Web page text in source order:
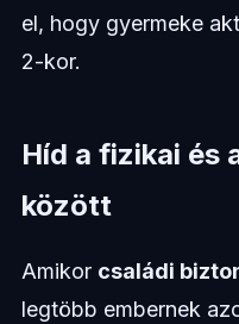
el, hogy gyermeke
2-kor.
Híd a fizikai és
között
Amikor családi
legtöbb embernek